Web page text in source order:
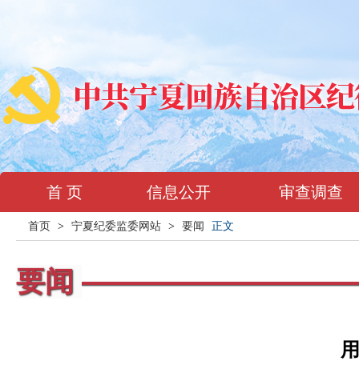
首 页 信息公开 审查调查
首页 > 宁夏纪委监委网站 > 要闻 正文
要闻